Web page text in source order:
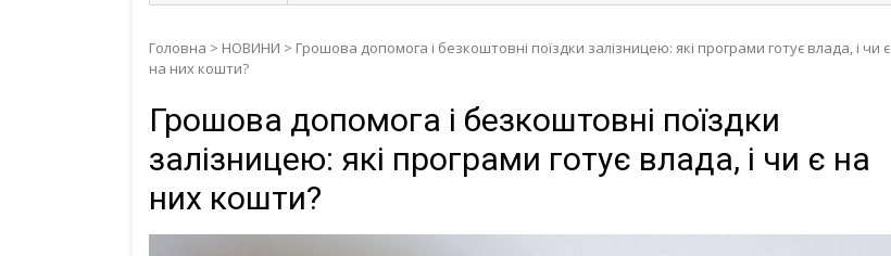
Головна > НОВИНИ > Грошова допомога і безкоштовні поїздки залізницею: які програми готує влада, і чи є
на них кошти?
Грошова допомога і безкоштовні поїздки
залізницею: які програми готує влада, і чи є на
них кошти?